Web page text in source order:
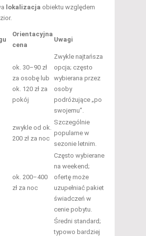
lokalizacja obiektu względem
Orientacyjna
cena
Uwagi
ok. 30–90 zł
za osobę lub
ok. 120 zł za
pokój
Zwykle najtańsza
opcja; często
wybierana przez
osoby
podróżujące „po
swojemu”.
zwykle od ok.
200 zł za noc
Szczególnie
popularne w
sezonie letnim.
ok. 200–400
zł za noc
Często wybierane
na weekend;
ofertę może
uzupełniać pakiet
świadczeń w
cenie pobytu.
Średni standard;
typowo bardziej